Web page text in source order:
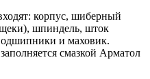
корпус, шиберный
шпиндель, шток
и маховик.
смазкой Арматол